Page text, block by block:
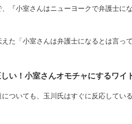
『小室さんはニューヨークで弁護士
た「小室さんは弁護士になるとは言っ
い！小室さんオモチャにするワイ
ついても、玉川氏はすぐに反応してい